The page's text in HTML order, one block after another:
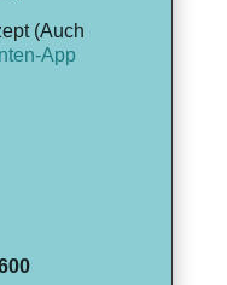
(Auch
App